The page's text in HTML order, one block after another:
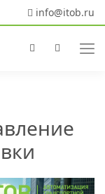
info@itob.ru